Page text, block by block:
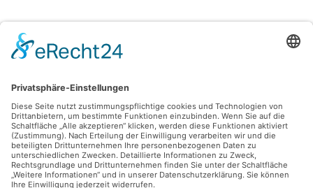
Alle Preise inkl. gesetzl. Mehrwertsteuer zzgl.
und ggf.
Nachnahmegebühren, wenn nicht anders angegeben.
© 2026 Lovehurts Bikes - Alle Rechte vorbehalten. Theme by